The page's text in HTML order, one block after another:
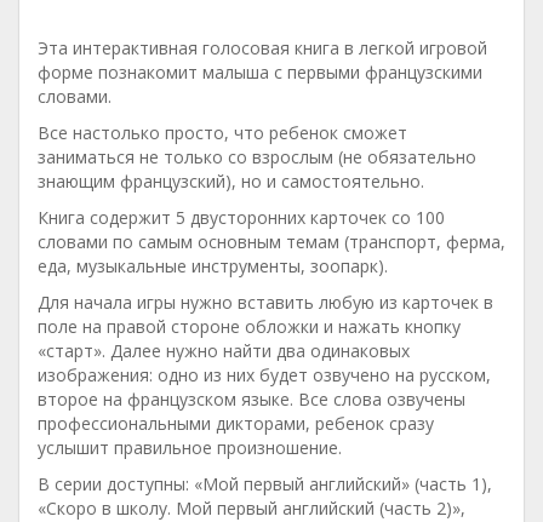
Эта интерактивная голосовая книга в легкой игровой
форме познакомит малыша с первыми французскими
словами.
Все настолько просто, что ребенок сможет
заниматься не только со взрослым (не обязательно
знающим французский), но и самостоятельно.
Книга содержит 5 двусторонних карточек со 100
словами по самым основным темам (транспорт, ферма,
еда, музыкальные инструменты, зоопарк).
Для начала игры нужно вставить любую из карточек в
поле на правой стороне обложки и нажать кнопку
«старт». Далее нужно найти два одинаковых
изображения: одно из них будет озвучено на русском,
второе на французском языке. Все слова озвучены
профессиональными дикторами, ребенок сразу
услышит правильное произношение.
В серии доступны: «Мой первый английский» (часть 1),
«Скоро в школу. Мой первый английский (часть 2)»,